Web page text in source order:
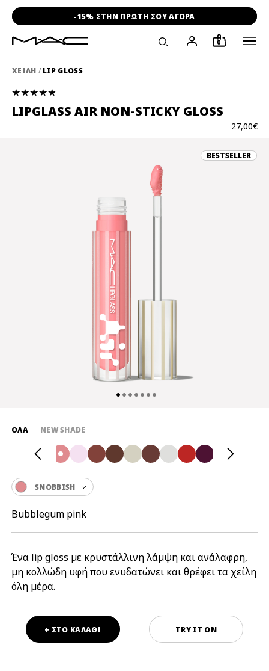
-15% ΣΤΗΝ ΠΡΩΤΗ ΣΟΥ ΑΓΟΡΑ
0
ΧΕΙΛΗ / LIP GLOSS
LIPGLASS AIR NON-STICKY GLOSS
27,00€
BESTSELLER
Ένα lip gloss με κρυστάλλινη λάμψη και ανάλαφρη,
μη κολλώδη υφή που ενυδατώνει και θρέφει τα χείλη
όλη μέρα.
ΌΛΑ NEW SHADE
SNOBBISH
Bubblegum pink
TRY IT ON
+ ΣΤΟ ΚΑΛΑΘΙ